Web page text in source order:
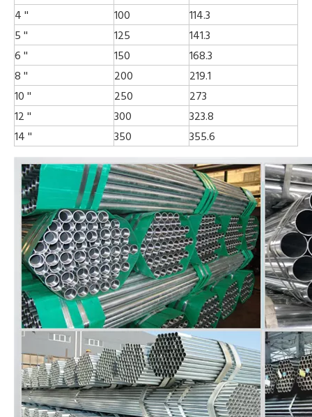
4 ''
100
114.3
5 ''
125
141.3
6 ''
150
168.3
8 ''
200
219.1
10 ''
250
273
12 ''
300
323.8
14 ''
350 355.6